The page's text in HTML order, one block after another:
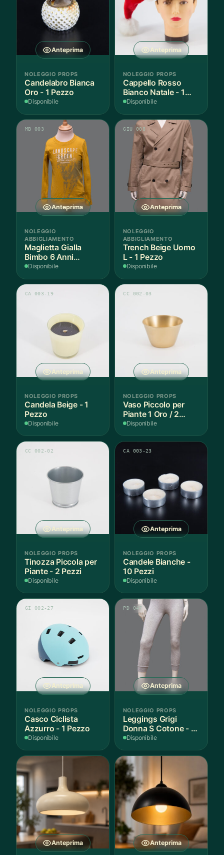
Anteprima
NOLEGGIO PROPS
Candelabro Bianca
Oro - 1 Pezzo
Disponibile
Anteprima
NOLEGGIO PROPS
Cappello Rosso
Bianco Natale - 1
Pezzo
Disponibile
Anteprima
MB 003
NOLEGGIO
ABBIGLIAMENTO
Maglietta Gialla
Bimbo 6 Anni
Cotone - 1 Pezzo
Disponibile
Anteprima
GIU 008
NOLEGGIO
ABBIGLIAMENTO
Trench Beige Uomo
L - 1 Pezzo
Disponibile
Anteprima
CA 003-19
NOLEGGIO PROPS
Candela Beige - 1
Pezzo
Disponibile
Anteprima
CC 002-03
NOLEGGIO PROPS
Vaso Piccolo per
Piante 1 Oro / 2
Argento - 3 Pezzi
Disponibile
Anteprima
CC 002-02
NOLEGGIO PROPS
Tinozza Piccola per
Piante - 2 Pezzi
Disponibile
Anteprima
CA 003-23
NOLEGGIO PROPS
Candele Bianche -
10 Pezzi
Disponibile
Anteprima
GI 002-27
NOLEGGIO PROPS
Casco Ciclista
Azzurro - 1 Pezzo
Disponibile
Anteprima
PD 047
NOLEGGIO PROPS
Leggings Grigi
Donna S Cotone - 1
Paio
Disponibile
Anteprima Anteprima